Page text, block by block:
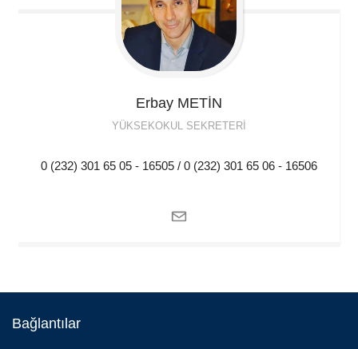
Erbay METİN
YÜKSEKOKUL SEKRETERI
0 (232) 301 65 05 - 16505 / 0 (232) 301 65 06 - 16506
Bağlantılar